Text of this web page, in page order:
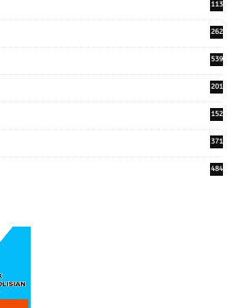
113
262
539
201
152
371
484